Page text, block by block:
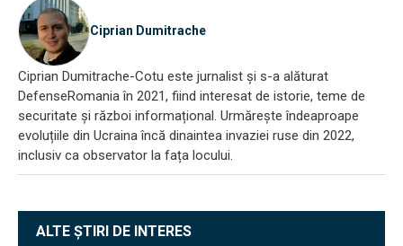
Ciprian Dumitrache
Ciprian Dumitrache-Cotu este jurnalist și s-a alăturat
DefenseRomania în 2021, fiind interesat de istorie, teme de
securitate și război informațional. Urmărește îndeaproape
evoluțiile din Ucraina încă dinaintea invaziei ruse din 2022,
inclusiv ca observator la fața locului.
ALTE ȘTIRI DE INTERES